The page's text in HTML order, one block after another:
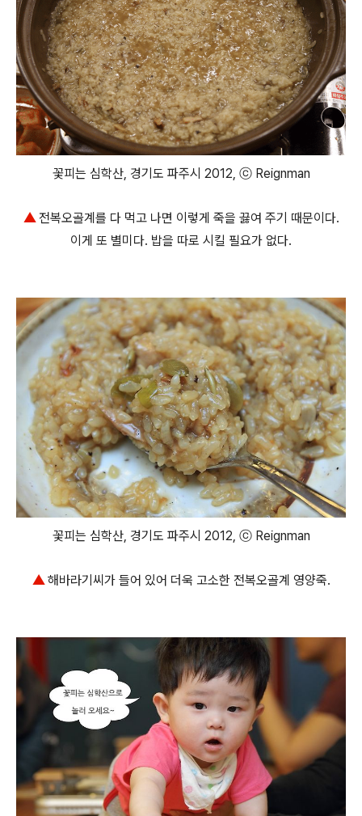
꽃피는 심학산, 경기도 파주시 2012, ⓒ Reignman
▲전복오골계를 다 먹고 나면 이렇게 죽을 끓여 주기 때문이다.
이게 또 별미다. 밥을 따로 시킬 필요가 없다.
꽃피는 심학산, 경기도 파주시 2012, ⓒ Reignman
▲해바라기씨가 들어 있어 더욱 고소한 전복오골계 영양죽.